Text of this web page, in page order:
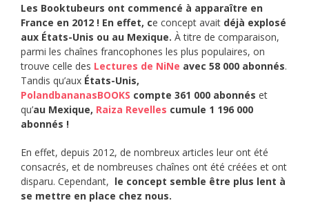
Les Booktubeurs ont commencé à apparaître en
France en 2012 ! En effet, ce concept avait déjà explosé
aux États-Unis ou au Mexique. À titre de comparaison,
parmi les chaînes francophones les plus populaires, on
trouve celle des Lectures de NiNe avec 58 000 abonnés.
Tandis qu’aux États-Unis,
PolandbananasBOOKS compte 361 000 abonnés et
qu’au Mexique, Raiza Revelles cumule 1 196 000
abonnés !
En effet, depuis 2012, de nombreux articles leur ont été
consacrés, et de nombreuses chaînes ont été créées et ont
disparu. Cependant, le concept semble être plus lent à
se mettre en place chez nous.